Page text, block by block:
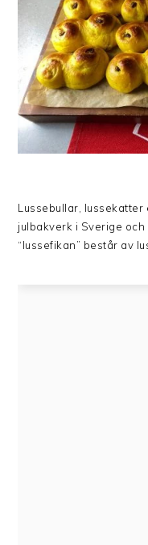
Lussebullar,
julbakverk i Sverige
“lussefikan” består av